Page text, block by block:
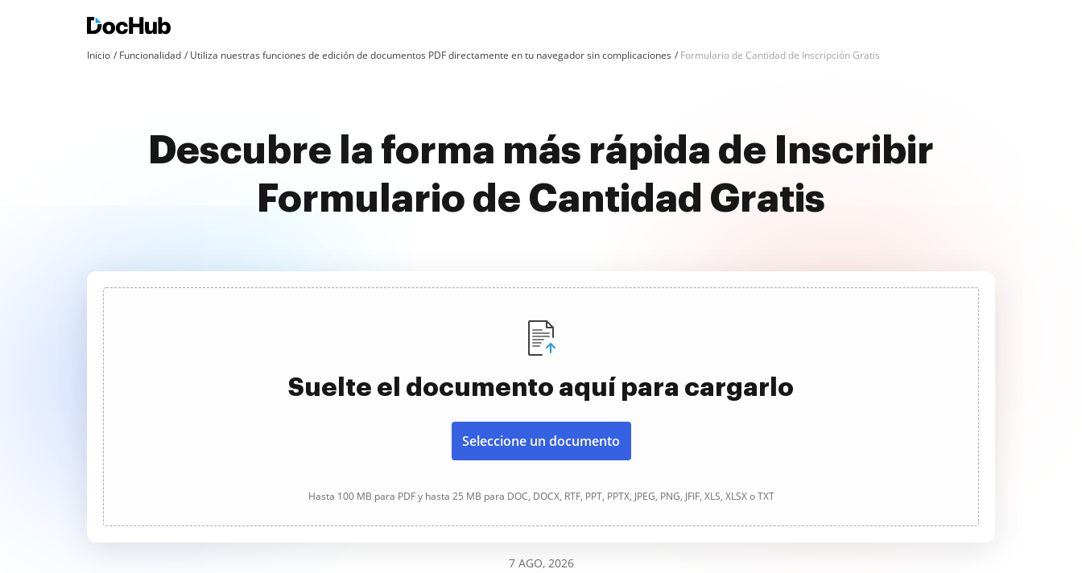
Inicio Funcionalidad Utiliza nuestras funciones de edición de documentos PDF directamente en tu navegador sin complicaciones Formulario de Cantidad de Inscripción Gratis
Descubre la forma más rápida de Inscribir
Formulario de Cantidad Gratis
Suelte el documento aquí para cargarlo
Seleccione un documento
Hasta 100 MB para PDF y hasta 25 MB para DOC, DOCX, RTF, PPT, PPTX, JPEG, PNG, JFIF, XLS, XLSX o TXT
7 AGO, 2026